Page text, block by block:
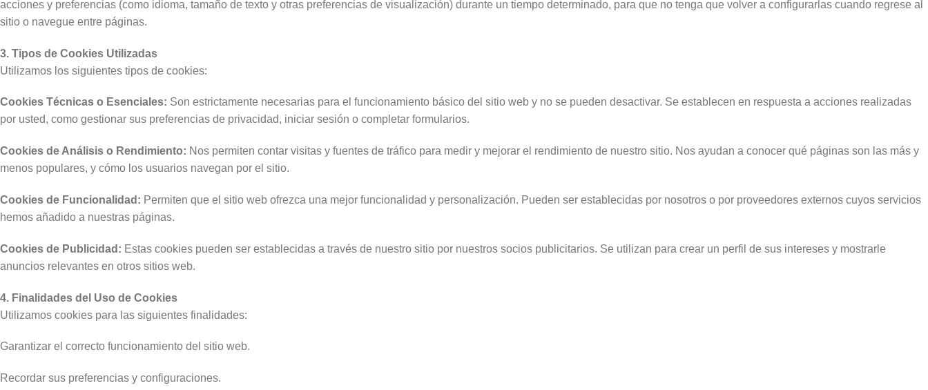
acciones y preferencias (como idioma, tamaño de texto y otras preferencias de visualización) durante un tiempo determinado, para que no tenga que volver a configurarlas cuando regrese al
sitio o navegue entre páginas.
3. Tipos de Cookies Utilizadas
Utilizamos los siguientes tipos de cookies:
Cookies Técnicas o Esenciales: Son estrictamente necesarias para el funcionamiento básico del sitio web y no se pueden desactivar. Se establecen en respuesta a acciones realizadas
por usted, como gestionar sus preferencias de privacidad, iniciar sesión o completar formularios.
Cookies de Análisis o Rendimiento: Nos permiten contar visitas y fuentes de tráfico para medir y mejorar el rendimiento de nuestro sitio. Nos ayudan a conocer qué páginas son las más y
menos populares, y cómo los usuarios navegan por el sitio.
Cookies de Funcionalidad: Permiten que el sitio web ofrezca una mejor funcionalidad y personalización. Pueden ser establecidas por nosotros o por proveedores externos cuyos servicios
hemos añadido a nuestras páginas.
Cookies de Publicidad: Estas cookies pueden ser establecidas a través de nuestro sitio por nuestros socios publicitarios. Se utilizan para crear un perfil de sus intereses y mostrarle
anuncios relevantes en otros sitios web.
4. Finalidades del Uso de Cookies
Utilizamos cookies para las siguientes finalidades:
Garantizar el correcto funcionamiento del sitio web.
Recordar sus preferencias y configuraciones.